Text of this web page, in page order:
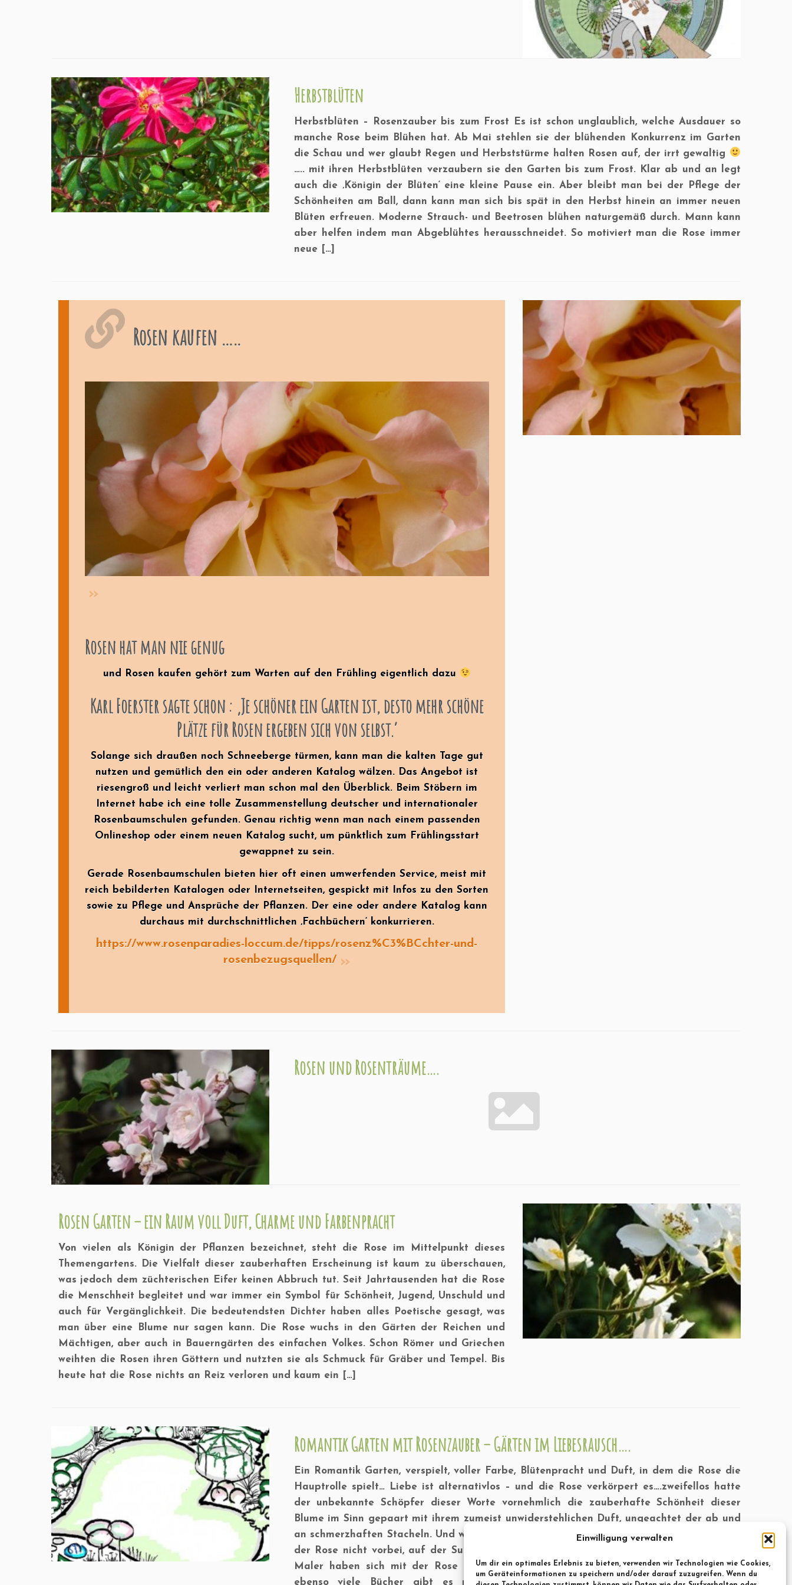
Einwilligung verwalten
Um dir ein optimales Erlebnis zu bieten, verwenden wir Technologien wie Cookies,
um Geräteinformationen zu speichern und/oder darauf zuzugreifen. Wenn du
Herbstblüten
Herbstblüten – Rosenzauber bis zum Frost Es ist schon unglaublich, welche Ausdauer so
manche Rose beim Blühen hat. Ab Mai stehlen sie der blühenden Konkurrenz im Garten
die Schau und wer glaubt Regen und Herbststürme halten Rosen auf, der irrt gewaltig
….. mit ihren Herbstblüten verzaubern sie den Garten bis zum Frost. Klar ab und an legt
auch die ‚Königin der Blüten‘ eine kleine Pause ein. Aber bleibt man bei der Pflege der
Schönheiten am Ball, dann kann man sich bis spät in den Herbst hinein an immer neuen
Blüten erfreuen. Moderne Strauch- und Beetrosen blühen naturgemäß durch. Mann kann
aber helfen indem man Abgeblühtes herausschneidet. So motiviert man die Rose immer
neue […]
Rosen kaufen …..
Rosen hat man nie genug
und Rosen kaufen gehört zum Warten auf den Frühling eigentlich dazu
Karl Foerster sagte schon : ‚Je schöner ein Garten ist, desto mehr schöne
Plätze für Rosen ergeben sich von selbst.‘
Solange sich draußen noch Schneeberge türmen, kann man die kalten Tage gut
nutzen und gemütlich den ein oder anderen Katalog wälzen. Das Angebot ist
riesengroß und leicht verliert man schon mal den Überblick. Beim Stöbern im
Internet habe ich eine tolle Zusammenstellung deutscher und internationaler
Rosenbaumschulen gefunden. Genau richtig wenn man nach einem passenden
Onlineshop oder einem neuen Katalog sucht, um pünktlich zum Frühlingsstart
gewappnet zu sein.
Gerade Rosenbaumschulen bieten hier oft einen umwerfenden Service, meist mit
reich bebilderten Katalogen oder Internetseiten, gespickt mit Infos zu den Sorten
sowie zu Pflege und Ansprüche der Pflanzen. Der eine oder andere Katalog kann
durchaus mit durchschnittlichen ‚Fachbüchern‘ konkurrieren.
https://www.rosenparadies-loccum.de/tipps/rosenz%C3%BCchter-und-
rosenbezugsquellen/
Rosen und Rosenträume….
Rosen Garten – ein Raum voll Duft, Charme und Farbenpracht
Von vielen als Königin der Pflanzen bezeichnet, steht die Rose im Mittelpunkt dieses
Themengartens. Die Vielfalt dieser zauberhaften Erscheinung ist kaum zu überschauen,
was jedoch dem züchterischen Eifer keinen Abbruch tut. Seit Jahrtausenden hat die Rose
die Menschheit begleitet und war immer ein Symbol für Schönheit, Jugend, Unschuld und
auch für Vergänglichkeit. Die bedeutendsten Dichter haben alles Poetische gesagt, was
man über eine Blume nur sagen kann. Die Rose wuchs in den Gärten der Reichen und
Mächtigen, aber auch in Bauerngärten des einfachen Volkes. Schon Römer und Griechen
weihten die Rosen ihren Göttern und nutzten sie als Schmuck für Gräber und Tempel. Bis
heute hat die Rose nichts an Reiz verloren und kaum ein […]
Romantik Garten mit Rosenzauber – Gärten im Liebesrausch….
Ein Romantik Garten, verspielt, voller Farbe, Blütenpracht und Duft, in dem die Rose die
Hauptrolle spielt… Liebe ist alternativlos – und die Rose verkörpert es….zweifellos hatte
der unbekannte Schöpfer dieser Worte vornehmlich die zauberhafte Schönheit dieser
Blume im Sinn gepaart mit ihrem zumeist unwiderstehlichen Duft, ungeachtet der ab und
an schmerzhaften Stacheln. Und wie im Leben an der Liebe, so kommen wir im Garten an
der Rose nicht vorbei, auf der Suche nach Glück und Vollendung. Unzählige Dichter und
Maler haben sich mit der Rose verewigt. Bände voller Poesie füllen Bibliotheken und
ebenso viele Bücher gibt es mit sinnvollen und sinnlosen Ratschlägen zu ihrer